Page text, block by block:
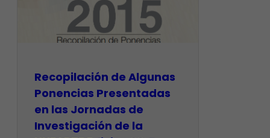
Recopilación de Algunas
Ponencias Presentadas
en las Jornadas de
Investigación de la